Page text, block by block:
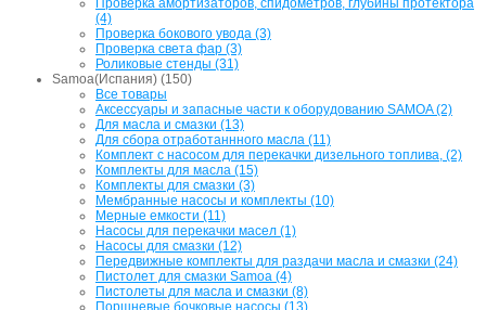
Проверка амортизаторов, спидометров, глубины протектора
(4)
Проверка бокового увода (3)
Проверка света фар (3)
Роликовые стенды (31)
Samoa(Испания) (150)
Все товары
Аксессуары и запасные части к оборудованию SAMOA (2)
Для масла и смазки (13)
Для сбора отработаннного масла (11)
Комплект с насосом для перекачки дизельного топлива, (2)
Комплекты для масла (15)
Комплекты для смазки (3)
Мембранные насосы и комплекты (10)
Мерные емкости (11)
Насосы для перекачки масел (1)
Насосы для смазки (12)
Передвижные комплекты для раздачи масла и смазки (24)
Пистолет для смазки Samoa (4)
Пистолеты для масла и смазки (8)
Поршневые бочковые насосы (13)